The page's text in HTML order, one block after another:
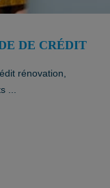
DE CRÉDIT
rénovation,
...